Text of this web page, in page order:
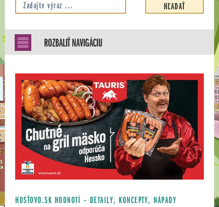
ROZBALIŤ NAVIGÁCIU
HOSŤOVO.SK HODNOTÍ – DETAILY, KONCEPTY, NÁPADY